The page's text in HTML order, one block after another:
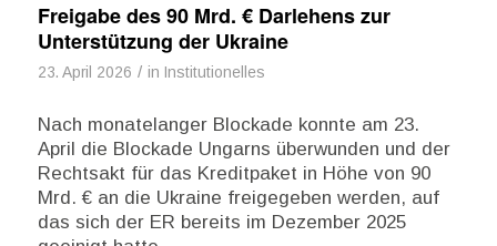
Freigabe des 90 Mrd. € Darlehens zur
Unterstützung der Ukraine
23. April 2026 / in Institutionelles
Nach monatelanger Blockade konnte am 23.
April die Blockade Ungarns überwunden und der
Rechtsakt für das Kreditpaket in Höhe von 90
Mrd. € an die Ukraine freigegeben werden, auf
das sich der ER bereits im Dezember 2025